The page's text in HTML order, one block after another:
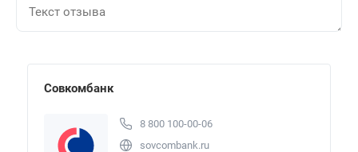
Совкомбанк
8 800 100-00-06
sovcombank.ru